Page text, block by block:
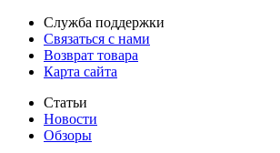
Служба поддержки
Связаться с нами
Возврат товара
Карта сайта
Статьи
Новости
Обзоры